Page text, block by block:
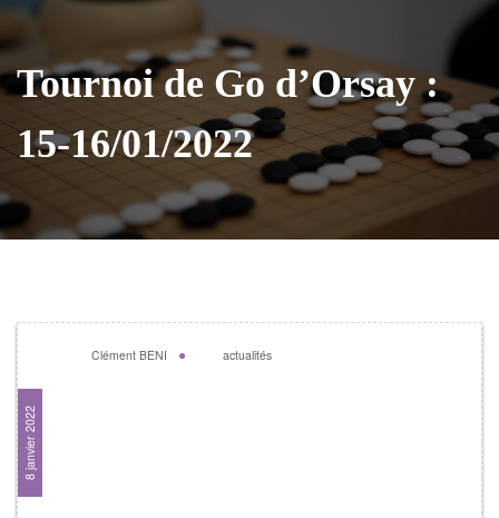
Tournoi de Go d’Orsay :
15-16/01/2022
8 janvier 2022
Clément BENI actualités